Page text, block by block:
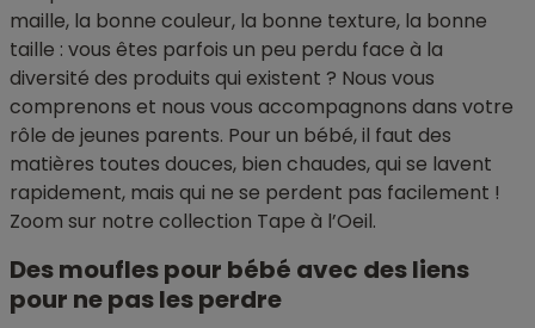
maille, la bonne couleur, la bonne texture, la bonne
taille : vous êtes parfois un peu perdu face à la
diversité des produits qui existent ? Nous vous
comprenons et nous vous accompagnons dans votre
rôle de jeunes parents. Pour un bébé, il faut des
matières toutes douces, bien chaudes, qui se lavent
rapidement, mais qui ne se perdent pas facilement !
Zoom sur notre collection Tape à l’Oeil.
Des moufles pour bébé avec des liens
pour ne pas les perdre